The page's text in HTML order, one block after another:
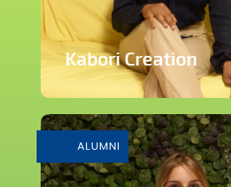
Kabori Creation
Haute Couture
En savoir plus
ALUMNI